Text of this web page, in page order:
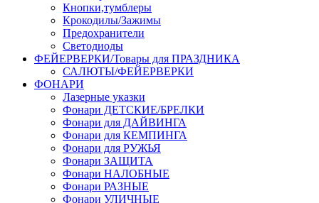
Кнопки,тумблеры
Крокодилы/Зажимы
Предохранители
Светодиоды
ФЕЙЕРВЕРКИ/Товары для ПРАЗДНИКА
САЛЮТЫ/ФЕЙЕРВЕРКИ
ФОНАРИ
Лазерные указки
Фонари ДЕТСКИЕ/БРЕЛКИ
Фонари для ДАЙВИНГА
Фонари для КЕМПИНГА
Фонари для РУЖЬЯ
Фонари ЗАЩИТА
Фонари НАЛОБНЫЕ
Фонари РАЗНЫЕ
Фонари УЛИЧНЫЕ